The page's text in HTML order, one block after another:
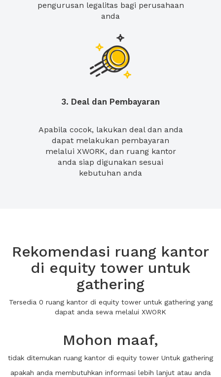
pengurusan legalitas bagi perusahaan
anda
3. Deal dan Pembayaran
Apabila cocok, lakukan deal dan anda
dapat melakukan pembayaran
melalui XWORK, dan ruang kantor
anda siap digunakan sesuai
kebutuhan anda
Rekomendasi ruang kantor
di equity tower untuk
gathering
Tersedia 0 ruang kantor di equity tower untuk gathering yang
dapat anda sewa melalui XWORK
Mohon maaf,
tidak ditemukan ruang kantor di equity tower Untuk gathering
apakah anda membutuhkan informasi lebih lanjut atau anda